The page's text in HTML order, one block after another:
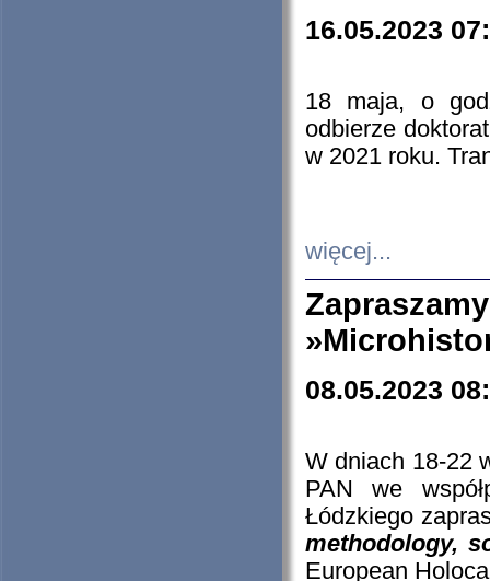
16.05.2023
18 maja, o
odbierze
w 2021 roku.
więcej...
08.05.2023
W dniach 18-22
PAN we
Łódzkiego
methodology,
European